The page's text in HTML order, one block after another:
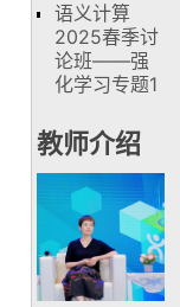
语义计算
2025春季讨
论班——强
化学习专题1
教师介绍